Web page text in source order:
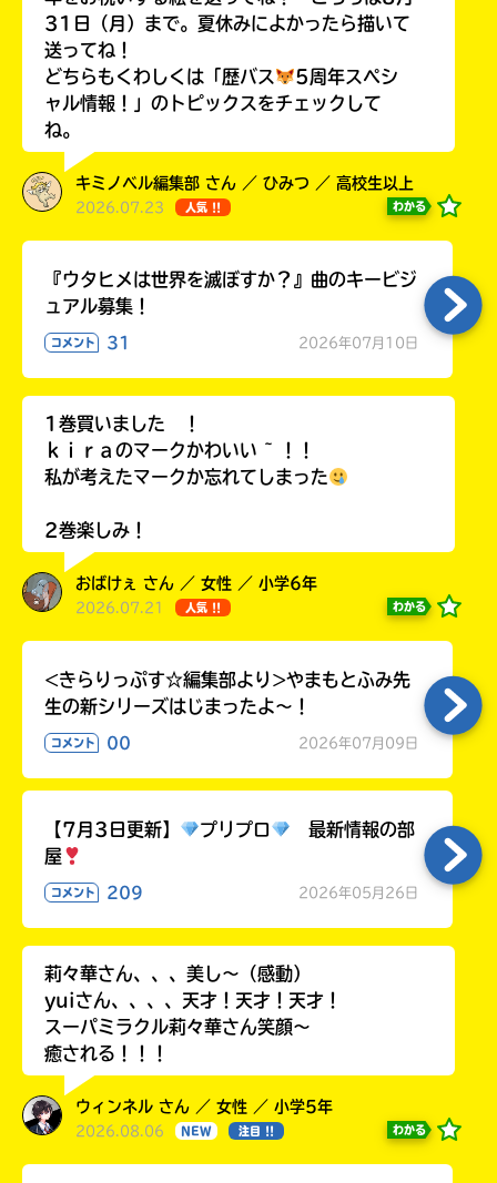
31日（月）まで。夏休みによかったら描いて
送ってね！
どちらもくわしくは「歴バス
5周年スペシ
ャル情報！」のトピックスをチェックして
ね。
キミノベル編集部 さん ／ ひみつ ／ 高校生以上
2026.07.23 人気 !! わかる
『ウタヒメは世界を滅ぼすか？』曲のキービジ
ュアル募集！
コメント 31 2026年07月10日
1巻買いました ！
ｋｉｒａのマークかわいい ~ ！！
私が考えたマークか忘れてしまった
2巻楽しみ！
おばけぇ さん ／ 女性 ／ 小学6年
2026.07.21 人気 !! わかる
<きらりっぷす☆編集部より>やまもとふみ先
生の新シリーズはじまったよ～！
コメント 00 2026年07月09日
【7月3日更新】 プリプロ
最新情報の部
屋
コメント 209 2026年05月26日
莉々華さん、、、美し〜（感動）
yuiさん、、、、天才！天才！天才！
スーパミラクル莉々華さん笑顔〜
癒される！！！
ウィンネル さん ／ 女性 ／ 小学5年
2026.08.06 NEW 注目 !! わかる